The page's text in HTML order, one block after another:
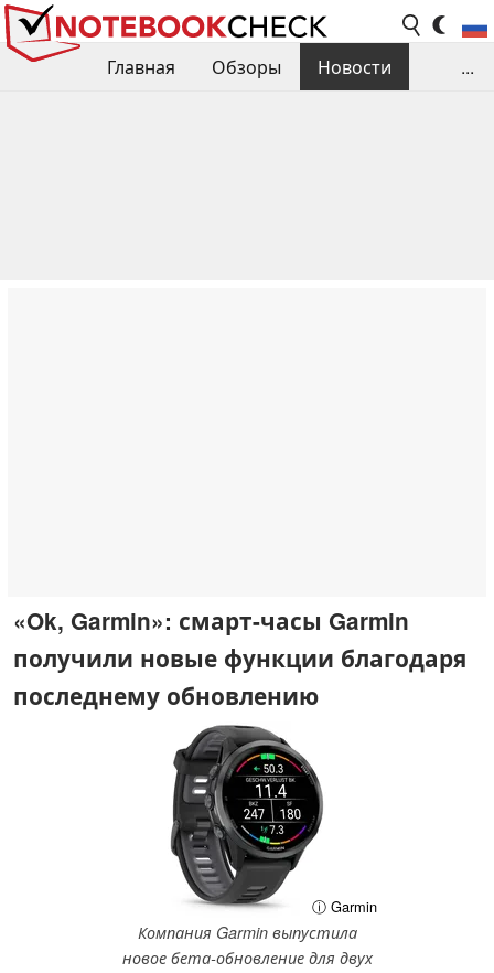
Главная Обзоры
Новости
...
«Ok, Garmin»: смарт-часы Garmin
получили новые функции благодаря
последнему обновлению
ⓘ Garmin
Компания Garmin выпустила
новое бета-обновление для двух